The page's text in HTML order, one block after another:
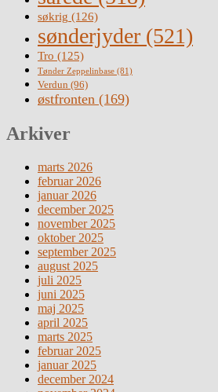
søkrig (126)
sønderjyder (521)
Tro (125)
Tønder Zeppelinbase (81)
Verdun (96)
østfronten (169)
Arkiver
marts 2026
februar 2026
januar 2026
december 2025
november 2025
oktober 2025
september 2025
august 2025
juli 2025
juni 2025
maj 2025
april 2025
marts 2025
februar 2025
januar 2025
december 2024